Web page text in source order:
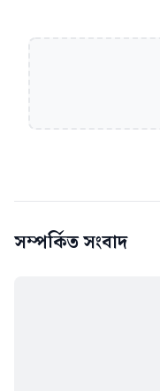
সম্পর্কিত সংবাদ